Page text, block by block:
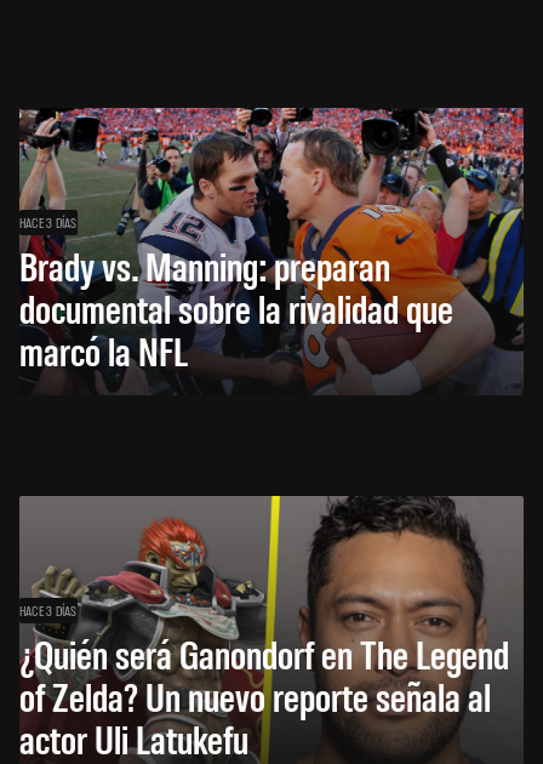
HACE 3 DÍAS
Brady vs. Manning: preparan
documental sobre la rivalidad que
marcó la NFL
HACE 3 DÍAS
¿Quién será Ganondorf en The Legend
of Zelda? Un nuevo reporte señala al
actor Uli Latukefu